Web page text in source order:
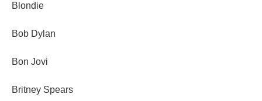
Blondie
Bob Dylan
Bon Jovi
Britney Spears